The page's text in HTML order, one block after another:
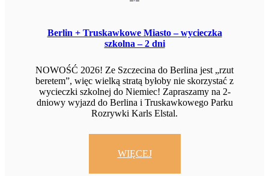
Berlin + Truskawkowe Miasto – wycieczka
szkolna – 2 dni
NOWOŚĆ 2026! Ze Szczecina do Berlina jest „rzut
beretem”, więc wielką stratą byłoby nie skorzystać z
wycieczki szkolnej do Niemiec! Zapraszamy na 2-
dniowy wyjazd do Berlina i Truskawkowego Parku
Rozrywki Karls Elstal.
WIĘCEJ